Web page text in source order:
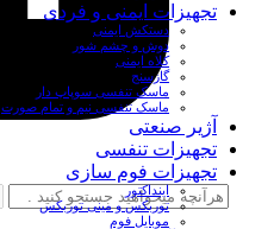
تجهیزات ایمنی و فردی
دستکش ایمنی
دوش و چشم شور
کلاه ایمنی
گازسنج
ماسک تنفسی سوپاپ دار
ماسک تنفسی نیم و تمام صورت
آژیر صنعتی
تجهیزات تنفسی
تجهیزات فوم سازی
اینداکتور
توربکس و مینی توربکس
موبایل فوم